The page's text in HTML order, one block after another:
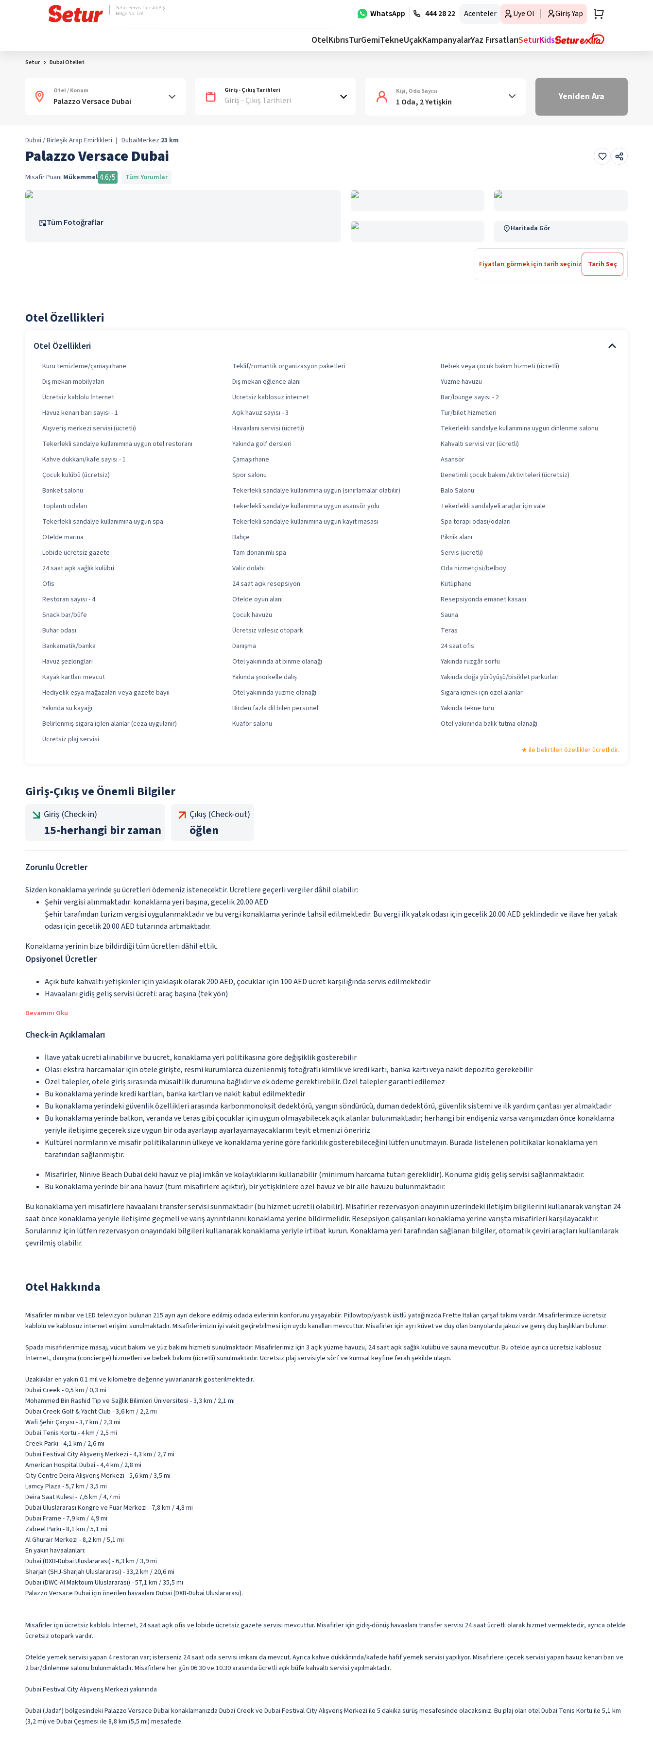
WhatsApp 444 28 22 Acenteler Üye Ol Giriş Yap
Setur Servis Turistik A.Ş.
Belge No: 728
OtelKıbrısTurGemiTekneUçakKampanyalarYaz FırsatlarıSeturKids
Setur Dubai Otelleri
Otel / Konum Giriş - Çıkış Tarihleri
Giriş - Çıkış Tarihleri
Kişi, Oda Sayısı
1 Oda, 2 Yetişkin Yeniden Ara
Dubai / Birleşik Arap Emirlikleri | DubaiMerkez:23 km
Palazzo Versace Dubai
Misafir Puanı Mükemmel 4.6/5 Tüm Yorumlar
Tüm Fotoğraflar
Haritada Gör
Fiyatları görmek için tarih seçiniz Tarih Seç
Otel Özellikleri
Otel Özellikleri
Kuru temizleme/çamaşırhane Teklif/romantik organizasyon paketleri
Bebek veya çocuk bakım hizmeti (ücretli)
Dış mekan mobilyaları
Dış mekan eğlence alanı
Yüzme havuzu
Ücretsiz kablolu İnternet
Ücretsiz kablosuz internet
Bar/lounge sayısı - 2
Havuz kenarı barı sayısı - 1
Açık havuz sayısı - 3
Tur/bilet hizmetleri
Alışveriş merkezi servisi (ücretli)
Havaalanı servisi (ücretli)
Tekerlekli sandalye kullanımına uygun dinlenme salonu
Tekerlekli sandalye kullanımına uygun otel restoranı
Yakında golf dersleri
Kahvaltı servisi var (ücretli)
Kahve dükkanı/kafe sayısı - 1
Çamaşırhane
Asansör
Çocuk kulübü (ücretsiz)
Spor salonu
Denetimli çocuk bakımı/aktiviteleri (ücretsiz)
Banket salonu
Tekerlekli sandalye kullanımına uygun (sınırlamalar olabilir)
Balo Salonu
Toplantı odaları
Tekerlekli sandalye kullanımına uygun asansör yolu
Tekerlekli sandalyeli araçlar için vale
Tekerlekli sandalye kullanımına uygun spa
Tekerlekli sandalye kullanımına uygun kayıt masası
Spa terapi odası/odaları
Otelde marina
Bahçe
Piknik alanı
Lobide ücretsiz gazete
Tam donanımlı spa
Servis (ücretli)
24 saat açık sağlık kulübü
Valiz dolabı
Oda hizmetçisi/belboy
Ofis
24 saat açık resepsiyon
Kütüphane
Restoran sayısı - 4
Otelde oyun alanı
Resepsiyonda emanet kasası
Snack bar/büfe
Çocuk havuzu
Sauna
Buhar odası
Ücretsiz valesiz otopark
Teras
Bankamatik/banka
Danışma
24 saat ofis
Havuz şezlongları
Otel yakınında at binme olanağı
Yakında rüzgâr sörfü
Kayak kartları mevcut
Yakında şnorkelle dalış
Yakında doğa yürüyüşü/bisiklet parkurları
Hediyelik eşya mağazaları veya gazete bayii
Otel yakınında yüzme olanağı
Sigara içmek için özel alanlar
Yakında su kayağı
Birden fazla dil bilen personel
Yakında tekne turu
Belirlenmiş sigara içilen alanlar (ceza uygulanır)
Kuaför salonu
Otel yakınında balık tutma olanağı
Ücretsiz plaj servisi
ile belirtilen özellikler ücretlidir.
Giriş-Çıkış ve Önemli Bilgiler
Giriş (Check-in)
15-herhangi bir zaman
Çıkış (Check-out)
öğlen
Zorunlu Ücretler
Sizden konaklama yerinde şu ücretleri ödemeniz istenecektir. Ücretlere geçerli vergiler dâhil olabilir:
Şehir vergisi alınmaktadır: konaklama yeri başına, gecelik 20.00 AED
Şehir tarafından turizm vergisi uygulanmaktadır ve bu vergi konaklama yerinde tahsil edilmektedir. Bu vergi ilk yatak odası için gecelik 20.00 AED şeklindedir ve ilave her yatak
odası için gecelik 20.00 AED tutarında artmaktadır.
Konaklama yerinin bize bildirdiği tüm ücretleri dâhil ettik.
Opsiyonel Ücretler
Açık büfe kahvaltı yetişkinler için yaklaşık olarak 200 AED, çocuklar için 100 AED ücret karşılığında servis edilmektedir
Havaalanı gidiş geliş servisi ücreti: araç başına (tek yön)
Devamını Oku
Check-in Açıklamaları
İlave yatak ücreti alınabilir ve bu ücret, konaklama yeri politikasına göre değişiklik gösterebilir
Olası ekstra harcamalar için otele girişte, resmi kurumlarca düzenlenmiş fotoğraflı kimlik ve kredi kartı, banka kartı veya nakit depozito gerekebilir
Özel talepler, otele giriş sırasında müsaitlik durumuna bağlıdır ve ek ödeme gerektirebilir. Özel talepler garanti edilemez
Bu konaklama yerinde kredi kartları, banka kartları ve nakit kabul edilmektedir
Bu konaklama yerindeki güvenlik özellikleri arasında karbonmonoksit dedektörü, yangın söndürücü, duman dedektörü, güvenlik sistemi ve ilk yardım çantası yer almaktadır
Bu konaklama yerinde balkon, veranda ve teras gibi çocuklar için uygun olmayabilecek açık alanlar bulunmaktadır; herhangi bir endişeniz varsa varışınızdan önce konaklama
yeriyle iletişime geçerek size uygun bir oda ayarlayıp ayarlayamayacaklarını teyit etmenizi öneririz
Kültürel normların ve misafir politikalarının ülkeye ve konaklama yerine göre farklılık gösterebileceğini lütfen unutmayın. Burada listelenen politikalar konaklama yeri
tarafından sağlanmıştır.
Misafirler, Ninive Beach Dubai deki havuz ve plaj imkân ve kolaylıklarını kullanabilir (minimum harcama tutarı gereklidir). Konuma gidiş geliş servisi sağlanmaktadır.
Bu konaklama yerinde bir ana havuz (tüm misafirlere açıktır), bir yetişkinlere özel havuz ve bir aile havuzu bulunmaktadır.
Bu konaklama yeri misafirlere havaalanı transfer servisi sunmaktadır (bu hizmet ücretli olabilir). Misafirler rezervasyon onayının üzerindeki iletişim bilgilerini kullanarak varıştan 24
saat önce konaklama yeriyle iletişime geçmeli ve varış ayrıntılarını konaklama yerine bildirmelidir. Resepsiyon çalışanları konaklama yerine varışta misafirleri karşılayacaktır.
Sorularınız için lütfen rezervasyon onayındaki bilgileri kullanarak konaklama yeriyle irtibat kurun. Konaklama yeri tarafından sağlanan bilgiler, otomatik çeviri araçları kullanılarak
çevrilmiş olabilir.
Otel Hakkında
Misafirler minibar ve LED televizyon bulunan 215 ayrı ayrı dekore edilmiş odada evlerinin konforunu yaşayabilir. Pillowtop/yastık üstlü yatağınızda Frette Italian çarşaf takımı vardır. Misafirlerimize ücretsiz
kablolu ve kablosuz internet erişimi sunulmaktadır. Misafirlerimizin iyi vakit geçirebilmesi için uydu kanalları mevcuttur. Misafirler için ayrı küvet ve duş olan banyolarda jakuzi ve geniş duş başlıkları bulunur.
Spada misafirlerimize masaj, vücut bakımı ve yüz bakımı hizmeti sunulmaktadır. Misafirlerimiz için 3 açık yüzme havuzu, 24 saat açık sağlık kulübü ve sauna mevcuttur. Bu otelde ayrıca ücretsiz kablosuz
İnternet, danışma (concierge) hizmetleri ve bebek bakımı (ücretli) sunulmaktadır. Ücretsiz plaj servisiyle sörf ve kumsal keyfine ferah şekilde ulaşın.
Uzaklıklar en yakın 0.1 mil ve kilometre değerine yuvarlanarak gösterilmektedir.
Dubai Creek - 0,5 km / 0,3 mi
Mohammed Bin Rashid Tıp ve Sağlık Bilimleri Üniversitesi - 3,3 km / 2,1 mi
Dubai Creek Golf & Yacht Club - 3,6 km / 2,2 mi
Wafi Şehir Çarşısı - 3,7 km / 2,3 mi
Dubai Tenis Kortu - 4 km / 2,5 mi
Creek Parkı - 4,1 km / 2,6 mi
Dubai Festival City Alışveriş Merkezi - 4,3 km / 2,7 mi
American Hospital Dubai - 4,4 km / 2,8 mi
City Centre Deira Alışveriş Merkezi - 5,6 km / 3,5 mi
Lamcy Plaza - 5,7 km / 3,5 mi
Deira Saat Kulesi - 7,6 km / 4,7 mi
Dubai Uluslararası Kongre ve Fuar Merkezi - 7,8 km / 4,8 mi
Dubai Frame - 7,9 km / 4,9 mi
Zabeel Parkı - 8,1 km / 5,1 mi
Al Ghurair Merkezi - 8,2 km / 5,1 mi
En yakın havaalanları:
Dubai (DXB-Dubai Uluslararası) - 6,3 km / 3,9 mi
Sharjah (SHJ-Sharjah Uluslararası) - 33,2 km / 20,6 mi
Dubai (DWC-Al Maktoum Uluslararası) - 57,1 km / 35,5 mi
Palazzo Versace Dubai için önerilen havaalanı Dubai (DXB-Dubai Uluslararası).
Misafirler için ücretsiz kablolu İnternet, 24 saat açık ofis ve lobide ücretsiz gazete servisi mevcuttur. Misafirler için gidiş-dönüş havaalanı transfer servisi 24 saat ücretli olarak hizmet vermektedir, ayrıca otelde
ücretsiz otopark vardır.
Otelde yemek servisi yapan 4 restoran var; isterseniz 24 saat oda servisi imkanı da mevcut. Ayrıca kahve dükkânında/kafede hafif yemek servisi yapılıyor. Misafirlere içecek servisi yapan havuz kenarı barı ve
2 bar/dinlenme salonu bulunmaktadır. Misafirlere her gün 06.30 ve 10.30 arasında ücretli açık büfe kahvaltı servisi yapılmaktadır.
Dubai Festival City Alışveriş Merkezi yakınında
Dubai (Jadaf) bölgesindeki Palazzo Versace Dubai konaklamanızda Dubai Creek ve Dubai Festival City Alışveriş Merkezi ile 5 dakika sürüş mesafesinde olacaksınız. Bu plaj olan otel Dubai Tenis Kortu ile 5,1 km
(3,2 mi) ve Dubai Çeşmesi ile 8,8 km (5,5 mi) mesafede.